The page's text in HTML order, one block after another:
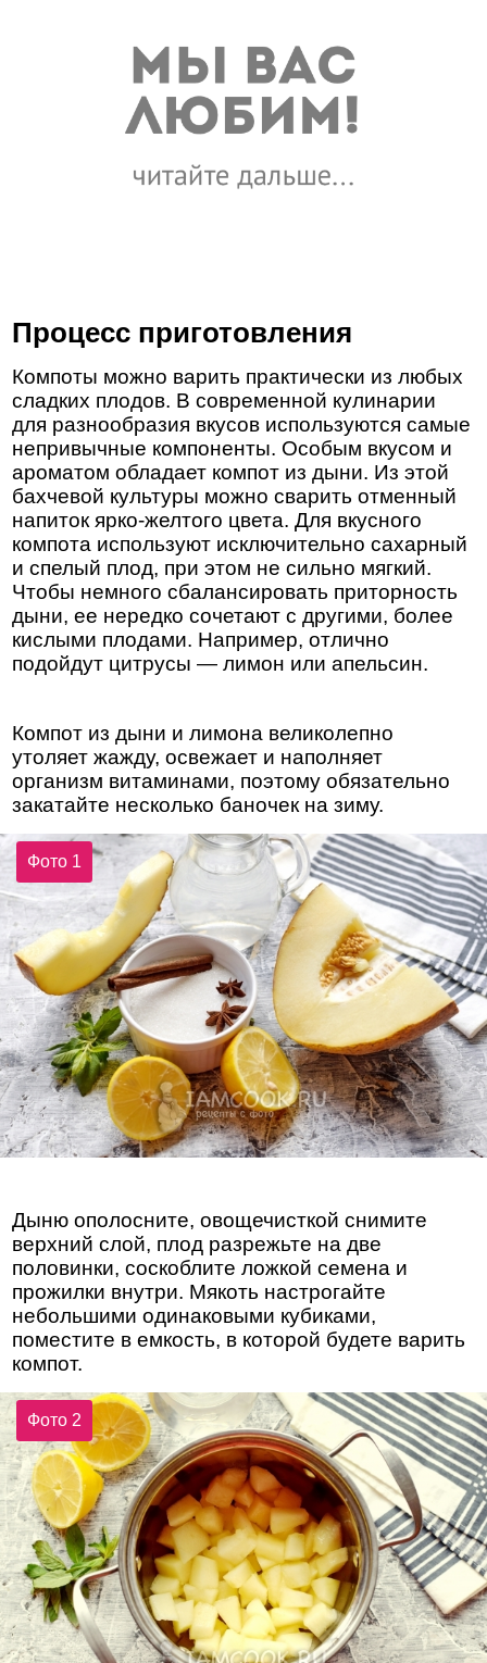
Процесс приготовления
Компоты можно варить практически из любых
сладких плодов. В современной кулинарии
для разнообразия вкусов используются самые
непривычные компоненты. Особым вкусом и
ароматом обладает компот из дыни. Из этой
бахчевой культуры можно сварить отменный
напиток ярко-желтого цвета. Для вкусного
компота используют исключительно сахарный
и спелый плод, при этом не сильно мягкий.
Чтобы немного сбалансировать приторность
дыни, ее нередко сочетают с другими, более
кислыми плодами. Например, отлично
подойдут цитрусы — лимон или апельсин.
Компот из дыни и лимона великолепно
утоляет жажду, освежает и наполняет
организм витаминами, поэтому обязательно
закатайте несколько баночек на зиму.
Фото 1
Дыню ополосните, овощечисткой снимите
верхний слой, плод разрежьте на две
половинки, соскоблите ложкой семена и
прожилки внутри. Мякоть настрогайте
небольшими одинаковыми кубиками,
поместите в емкость, в которой будете варить
компот.
Фото 2